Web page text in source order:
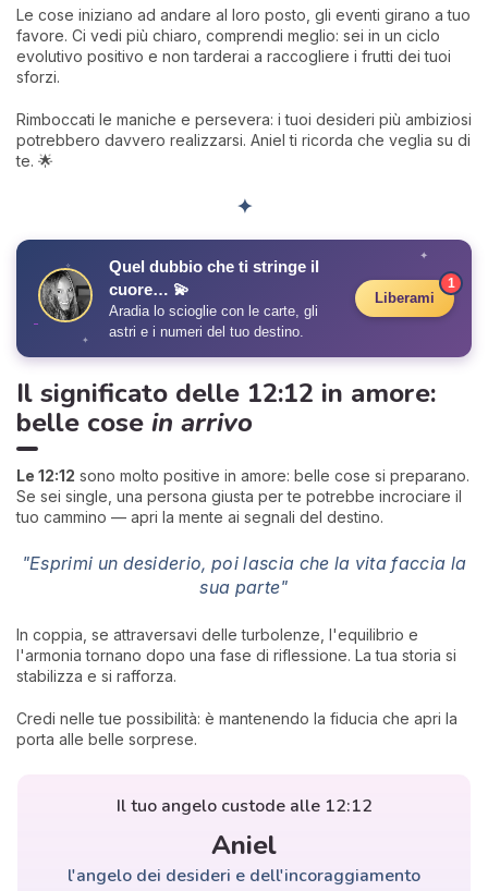
Le cose iniziano ad andare al loro posto, gli eventi girano a tuo
favore. Ci vedi più chiaro, comprendi meglio: sei in un ciclo
evolutivo positivo e non tarderai a raccogliere i frutti dei tuoi
sforzi.
Rimboccati le maniche e persevera: i tuoi desideri più ambiziosi
potrebbero davvero realizzarsi. Aniel ti ricorda che veglia su di
te. 🌟
✦
✦
✦
✧
Quel dubbio che ti stringe il
cuore… 💫
Aradia lo scioglie con le carte, gli
astri e i numeri del tuo destino.
Liberami
1
Il significato delle 12:12 in amore:
belle cose in arrivo
Le 12:12 sono molto positive in amore: belle cose si preparano.
Se sei single, una persona giusta per te potrebbe incrociare il
tuo cammino — apri la mente ai segnali del destino.
"Esprimi un desiderio, poi lascia che la vita faccia la
sua parte"
In coppia, se attraversavi delle turbolenze, l'equilibrio e
l'armonia tornano dopo una fase di riflessione. La tua storia si
stabilizza e si rafforza.
Credi nelle tue possibilità: è mantenendo la fiducia che apri la
porta alle belle sorprese.
Il tuo angelo custode alle 12:12
Aniel
l'angelo dei desideri e dell'incoraggiamento